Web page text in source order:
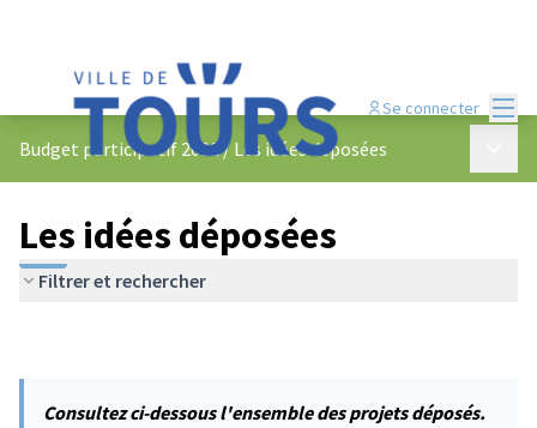
Se connecter
Budget participatif 2022/ Les idées déposées
Les idées déposées
Filtrer et rechercher
Consultez ci-dessous l'ensemble des projets déposés.